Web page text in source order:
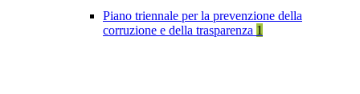
Piano triennale per la prevenzione della
corruzione e della trasparenza 1